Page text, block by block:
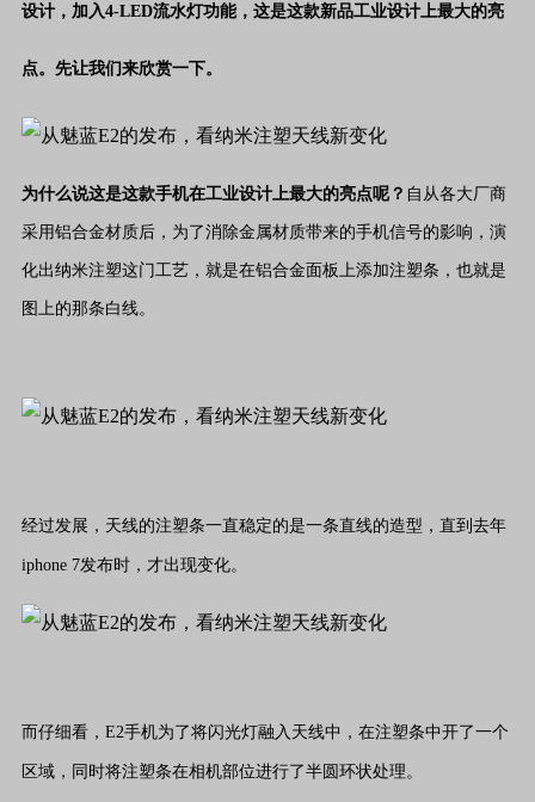
设计，加入4-LED流水灯功能，这是这款新品工业设计上最大的亮
点。先让我们来欣赏一下。
为什么说这是这款手机在工业设计上最大的亮点呢？ 自从各大厂商
采用铝合金材质后，为了消除金属材质带来的手机信号的影响，演
化出纳米注塑这门工艺，就是在铝合金面板上添加注塑条，也就是
图上的那条白线。
经过发展，天线的注塑条一直稳定的是一条直线的造型，直到去年
iphone 7发布时，才出现变化。
而仔细看，E2手机为了将闪光灯融入天线中，在注塑条中开了一个
区域，同时将注塑条在相机部位进行了半圆环状处理。